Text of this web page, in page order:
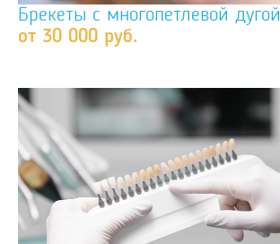
Брекеты с многопетлевой дугой
от 30 000 руб.